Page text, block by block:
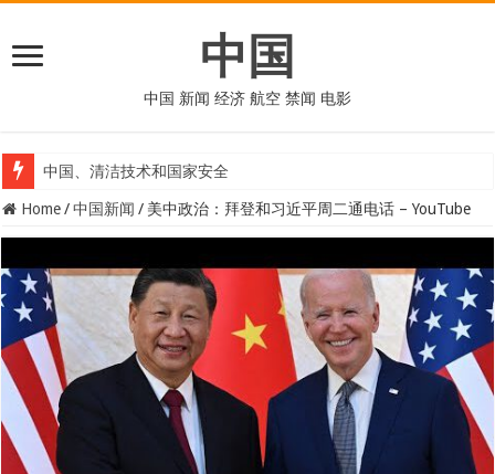
中国
中国 新闻 经济 航空 禁闻 电影
中国、清洁技术和国家安全
Home / 中国新闻 / 美中政治：拜登和习近平周二通电话 – YouTube